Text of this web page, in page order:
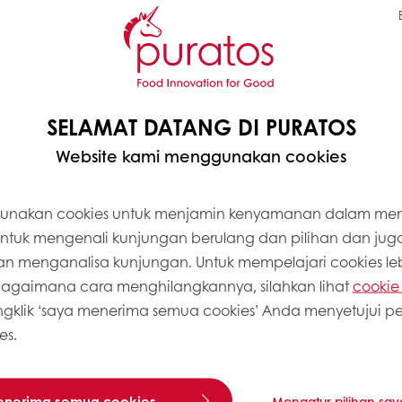
dan Selatan, juga jenis cokelat yang
terhadap berbagai jenis ancaman lingkungan.
seluas 140 hektar di Tikul, di daerah Yukatan,
100.000 pohon di sana, kami ingin tidak
dan keanekaragaman hayati daerah
aman dan stabil bagi masyarakat
yang memungkinkan mereka menyiapkan
bagi pelestarian lingkungan,
setempat.
SELAMAT DATANG DI PURATOS
Website kami menggunakan cookies
cookies untuk menjamin kenyamanan dalam
mengenali kunjungan berulang dan pilihan dan
menganalisa kunjungan. Untuk mempelajari cookies
cara menghilangkannya, silahkan lihat
‘saya menerima semua cookies’ Anda menyetujui